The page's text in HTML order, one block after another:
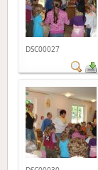
DSC00027